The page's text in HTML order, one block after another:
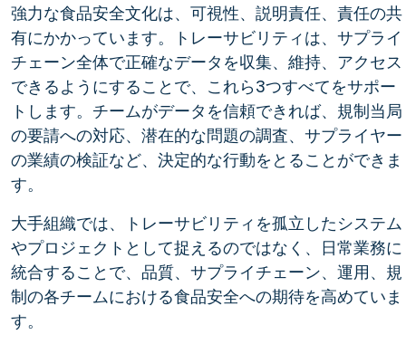
強力な食品安全文化は、可視性、説明責任、責任の共
有にかかっています。トレーサビリティは、サプライ
チェーン全体で正確なデータを収集、維持、アクセス
できるようにすることで、これら3つすべてをサポー
トします。チームがデータを信頼できれば、規制当局
の要請への対応、潜在的な問題の調査、サプライヤー
の業績の検証など、決定的な行動をとることができま
す。
大手組織では、トレーサビリティを孤立したシステム
やプロジェクトとして捉えるのではなく、日常業務に
統合することで、品質、サプライチェーン、運用、規
制の各チームにおける食品安全への期待を高めていま
す。